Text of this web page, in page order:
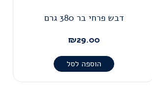
דבש פרחי בר 380 גרם
₪29.00
הוספה לסל